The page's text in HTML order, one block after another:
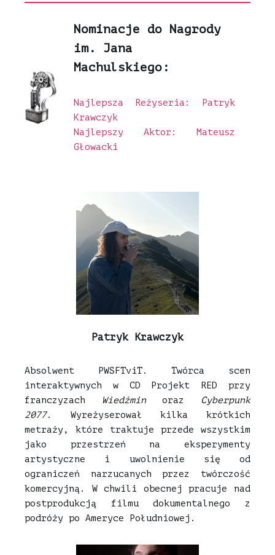
Nominacje do Nagrody
im. Jana
Machulskiego:
Najlepsza Reżyseria: Patryk
Krawczyk
Najlepszy Aktor: Mateusz
Głowacki
Patryk Krawczyk
Absolwent PWSFTviT. Twórca scen
interaktywnych w CD Projekt RED przy
franczyzach
Wiedźminoraz
Cyberpunk
2077. Wyreżyserował kilka krótkich
metraży, które traktuje przede wszystkim
jako przestrzeń na eksperymenty
artystyczne i uwolnienie się od
ograniczeń narzucanych przez twórczość
komercyjną. W chwili obecnej pracuje nad
postprodukcją filmu dokumentalnego z
podróży po Ameryce Południowej.